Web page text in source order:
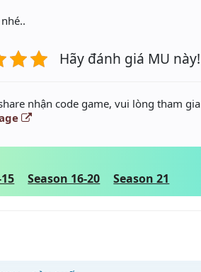
Hãy đánh giá MU này!
nhận code game, vui lòng tham gia
Season 16-20 Season 21